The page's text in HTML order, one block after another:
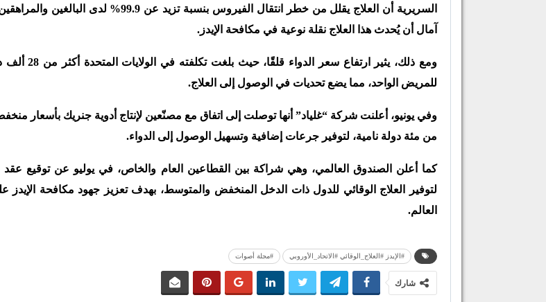
السريرية أن العلاج يقلل من خطر انتقال الفيروس بنسبة تزيد عن 99.9% لدى
آمال أن يُحدث هذا العلاج نقلة نوعية في مكافحة الإيدز.
ومع ذلك، يثير ارتفاع سعر الدواء
للمريض الواحد، مما يضع تحديات في الوصول إلى العلاج.
وفي يونيو، أعلنت شركة “غلياد” أنها توصلت إلى اتفاق مع مصنّعين لإنتاج أدوية جنريك بأسعار
من مئة دولة نامية، لتوفير جرعات إضافية وتسهيل الوصول إلى الدواء.
كما أعلن الصندوق العالمي، وهي شراكة بين القطاعين العام والخاص، في يوليو عن توقيع عقد
لتوفير العلاج الوقائي للدول ذات الدخل المنخفض والمتوسط، بهدف تعزيز جهود مكافحة
العالم.
#الإيدز #العلاج_الوقائي #الاتحاد_الأوروبي #مجلة أصوات
شارك